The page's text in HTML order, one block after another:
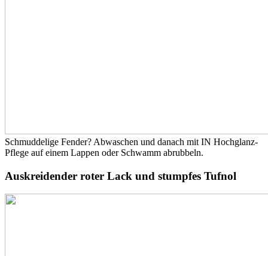
Schmuddelige Fender? Abwaschen und danach mit IN Hochglanz-
Pflege auf einem Lappen oder Schwamm abrubbeln.
Auskreidender roter Lack und stumpfes Tufnol